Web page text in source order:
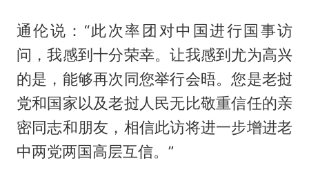
通伦说：“此次率团对中国进行国事访
问，我感到十分荣幸。让我感到尤为高兴
的是，能够再次同您举行会晤。您是老挝
党和国家以及老挝人民无比敬重信任的亲
密同志和朋友，相信此访将进一步增进老
中两党两国高层互信。”